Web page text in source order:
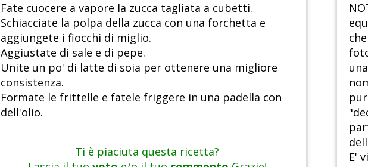
Fate cuocere a vapore la zucca tagliata a cubetti.
Schiacciate la polpa della zucca con una forchetta e
aggiungete i fiocchi di miglio.
Aggiustate di sale e di pepe.
Unite un po' di latte di soia per ottenere una migliore
consistenza.
Formate le frittelle e fatele friggere in una padella con
dell'olio.
Ti è piaciuta questa ricetta?
E'